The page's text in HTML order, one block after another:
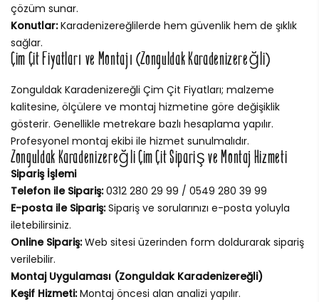
çözüm sunar.
Konutlar:Karadenizereğlilerde hem güvenlik hem de şıklık
sağlar.
Çim Çit Fiyatları ve Montajı (Zonguldak Karadenizereğli)
Zonguldak Karadenizereğli Çim Çit Fiyatları; malzeme
kalitesine, ölçülere ve montaj hizmetine göre değişiklik
gösterir. Genellikle metrekare bazlı hesaplama yapılır.
Profesyonel montaj ekibi ile hizmet sunulmalıdır.
Zonguldak Karadenizereğli Çim Çit Sipariş ve Montaj Hizmeti
Sipariş İşlemi
Telefon ile Sipariş:0312 280 29 99 / 0549 280 39 99
E-posta ile Sipariş:Sipariş ve sorularınızı e-posta yoluyla
iletebilirsiniz.
Online Sipariş:Web sitesi üzerinden form doldurarak sipariş
verilebilir.
Montaj Uygulaması (Zonguldak Karadenizereğli)
Keşif Hizmeti:Montaj öncesi alan analizi yapılır.